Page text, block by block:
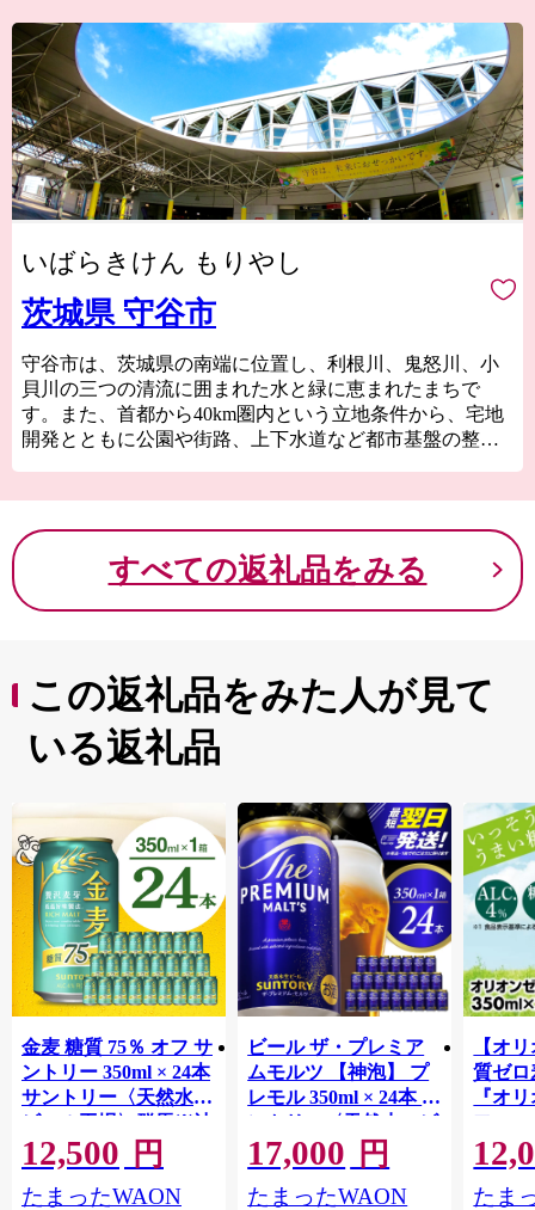
いばらきけん もりやし
茨城県 守谷市
守谷市は、茨城県の南端に位置し、利根川、鬼怒川、小
貝川の三つの清流に囲まれた水と緑に恵まれたまちで
す。また、首都から40km圏内という立地条件から、宅地
開発とともに公園や街路、上下水道など都市基盤の整備
的に進めてまいります。
すべての返礼品をみる
この返礼品をみた人が見て
いる返礼品
金麦 糖質 75％ オフ サ
ントリー 350ml × 24本
サントリー〈天然水の
ビール工場〉群馬※沖
縄・離島地域へのお届
け不可
12,500 円
たまったWAON
ビール ザ・プレミア
ムモルツ 【神泡】 プ
レモル 350ml × 24本 サ
ントリー〈天然水のビ
ール工場〉群馬※沖
縄・離島地域へのお届
け不可
17,000 円
たまったWAON
【オ
質ゼロ
『オ
フ』
泡酒
1ケー
ロ ゼ
たま